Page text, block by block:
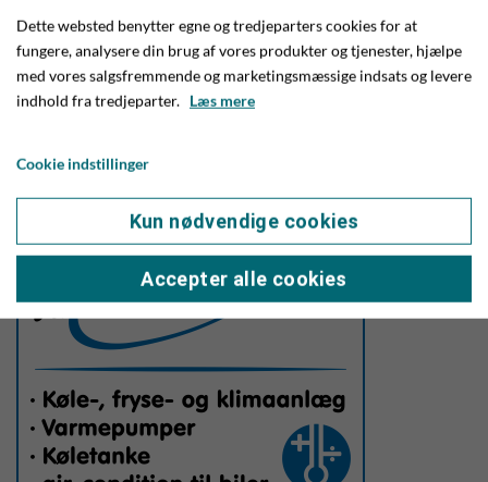
Hul 13 Christian Jensen 0,40 meter
Hul 17 Per Havgaard 3,06 meter
- Vi siger tusind tak til sponsor for en god turnering, lyder det
Dette websted benytter egne og tredjeparters cookies for at
fungere, analysere din brug af vores produkter og tjenester, hjælpe
med vores salgsfremmende og marketingsmæssige indsats og levere
indhold fra tredjeparter. Læs mere
Cookie indstillinger
Kun nødvendige cookies
Accepter alle cookies